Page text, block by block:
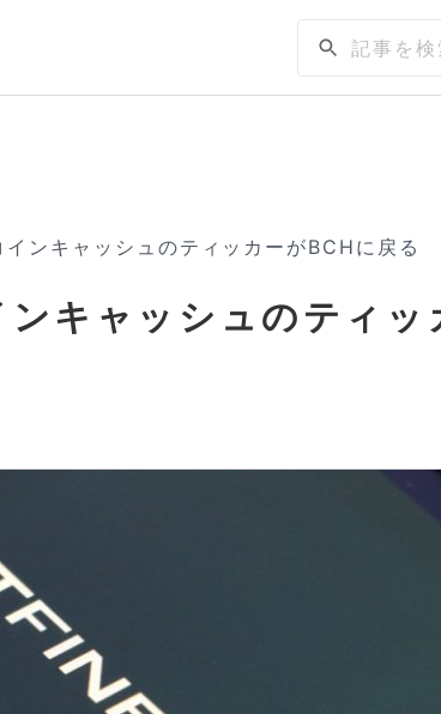
ンキャッシュのティッカーがBCHに戻る
キャッシュのティッ